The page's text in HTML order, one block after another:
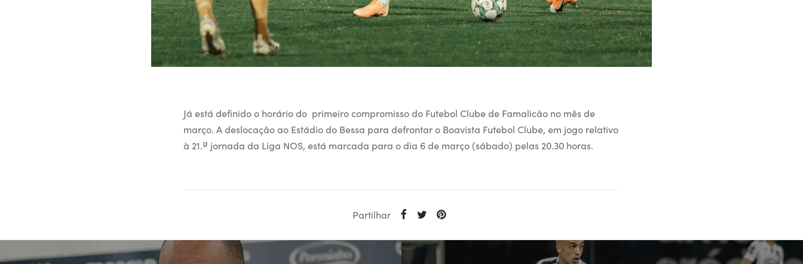
Já está definido o horário do primeiro compromisso do Futebol Clube de Famalicão no mês de
março. A deslocação ao Estádio do Bessa para defrontar o Boavista Futebol Clube, em jogo relativo
à 21.ª jornada da Liga NOS, está marcada para o dia 6 de março (sábado) pelas 20.30 horas.
Partilhar